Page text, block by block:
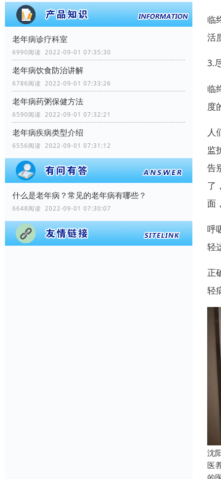
老年病诊疗科室
6990阅读 2022-09-01 07:35:30
老年病饮食防治讲解
6786阅读 2022-09-01 07:33:26
老年病药粥保健方法
6590阅读 2022-09-01 07:32:21
老年病疾病类型介绍
6556阅读 2022-09-01 07:31:12
什么是老年病？常见的老年病有哪些？
6648阅读 2022-09-01 07:30:07
临
活
3.
临
度
人
监
告
了
面
呼
轻
正
轻
沈
医